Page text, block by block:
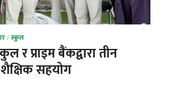
/स्कुल
र प्राइम बैंकद्वारा तीन
सहयोग